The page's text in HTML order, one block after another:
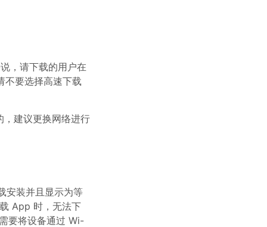
，请下载的用户在
不要选择高速下载
建议更换网络进行
安装并且显示为等
App 时，无法下
要将设备通过 Wi-